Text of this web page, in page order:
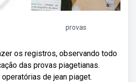
provas
os registros, observando todo
das provas piagetianas.
de jean piaget.